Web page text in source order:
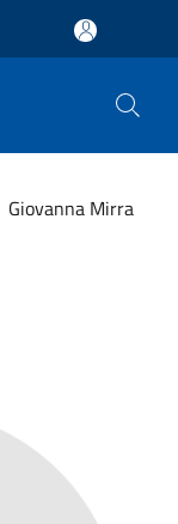
Giovanna Mirra